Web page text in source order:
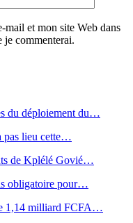
mail et mon site Web dans
je commenterai.
du déploiement du…
pas lieu cette…
de Kplélé Govié…
obligatoire pour…
1,14 milliard FCFA…